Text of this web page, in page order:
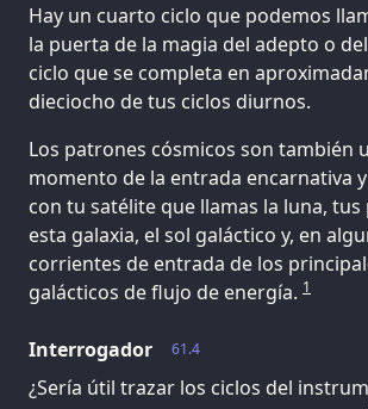
Hay un cuarto ciclo que podemos
la puerta de la magia del adepto o
ciclo que se completa en
dieciocho de tus ciclos diurnos.
Los patrones cósmicos son también
momento de la entrada encarnativa
con tu satélite que llamas la luna, tus
esta galaxia, el sol galáctico y, en
corrientes de entrada de los
galácticos de flujo de energía. 1
61.4
Interrogador
¿Sería útil trazar los ciclos del